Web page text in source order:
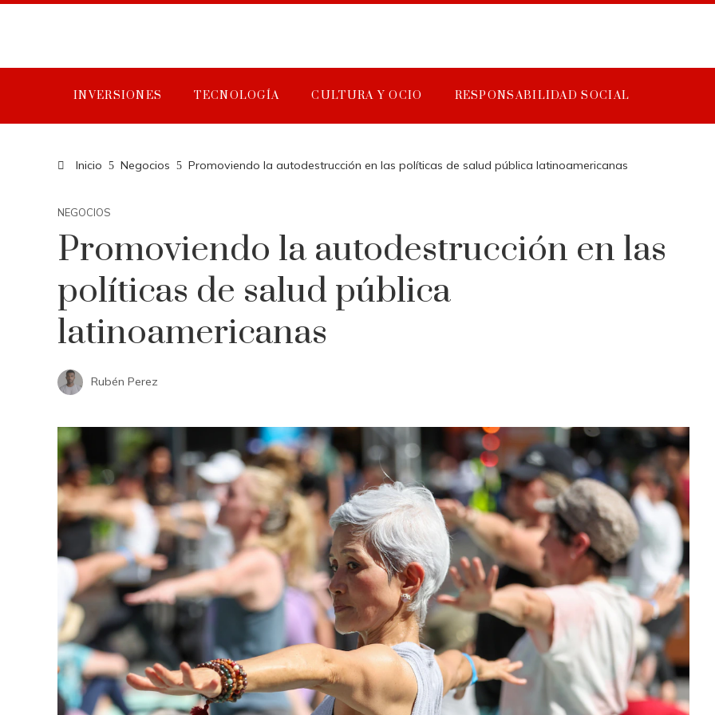
INVERSIONES TECNOLOGÍA CULTURA Y OCIO RESPONSABILIDAD SOCIAL
Inicio Negocios Promoviendo la autodestrucción en las políticas de salud pública latinoamericanas
NEGOCIOS
Promoviendo la autodestrucción en las
políticas de salud pública
latinoamericanas
Rubén Perez
La ausencia de BTS en los Grammy
2027 sorprende a seguidores y
expertos del k-pop
Hace 1 semana
El impacto de los macronutrientes en
la salud y el rendimiento físico
Hace 2 semanas
Los 10 animales con
superan la percepción
Hace 1 día